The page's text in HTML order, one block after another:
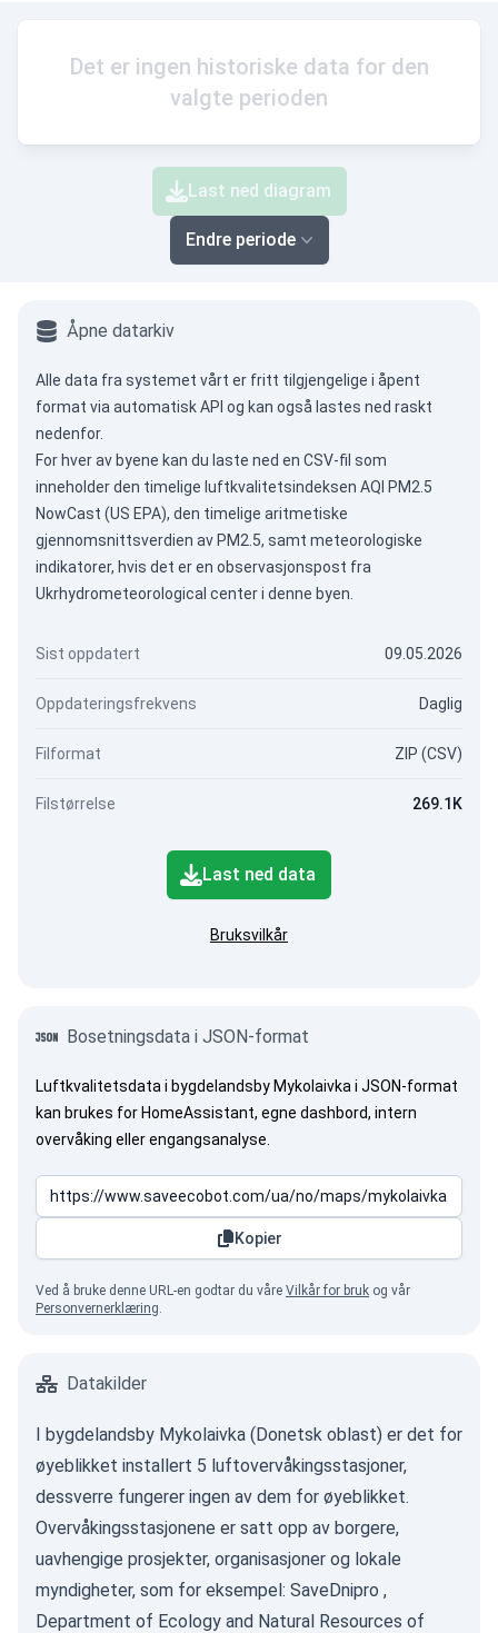
Det er ingen historiske data for den
valgte perioden
Last ned diagram
Endre periode
Åpne datarkiv
Alle data fra systemet vårt er fritt tilgjengelige i åpent
format via automatisk API og kan også lastes ned raskt
nedenfor.
For hver av byene kan du laste ned en CSV-fil som
inneholder den timelige luftkvalitetsindeksen AQI PM2.5
NowCast (US EPA), den timelige aritmetiske
gjennomsnittsverdien av PM2.5, samt meteorologiske
indikatorer, hvis det er en observasjonspost fra
Ukrhydrometeorological center i denne byen.
Sist oppdatert 09.05.2026
Oppdateringsfrekvens Daglig
Filformat ZIP (CSV)
Filstørrelse 269.1K
Last ned data
Bruksvilkår
Bosetningsdata i JSON-format
Luftkvalitetsdata i bygdelandsby Mykolaivka i JSON-format
kan brukes for HomeAssistant, egne dashbord, intern
overvåking eller engangsanalyse.
Kopier
Ved å bruke denne URL-en godtar du våre Vilkår for bruk og vår
Personvernerklæring.
Datakilder
I bygdelandsby Mykolaivka (Donetsk oblast) er det for
øyeblikket installert 5 luftovervåkingsstasjoner,
dessverre fungerer ingen av dem for øyeblikket.
Overvåkingsstasjonene er satt opp av borgere,
uavhengige prosjekter, organisasjoner og lokale
myndigheter, som for eksempel: SaveDnipro ,
Department of Ecology and Natural Resources of